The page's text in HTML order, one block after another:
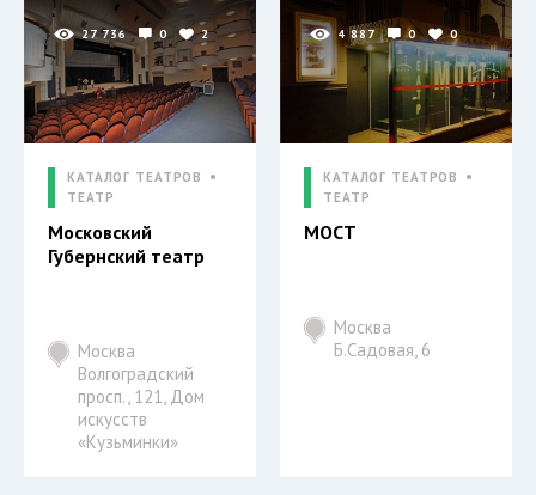
27 736 0 2
КАТАЛОГ ТЕАТРОВ
ТЕАТР
Московский
Губернский театр
Москва
Волгоградский
просп., 121, Дом
искусств
«Кузьминки»
4 887 0 0
КАТАЛОГ ТЕАТРОВ
ТЕАТР
МОСТ
Москва
Б.Садовая, 6